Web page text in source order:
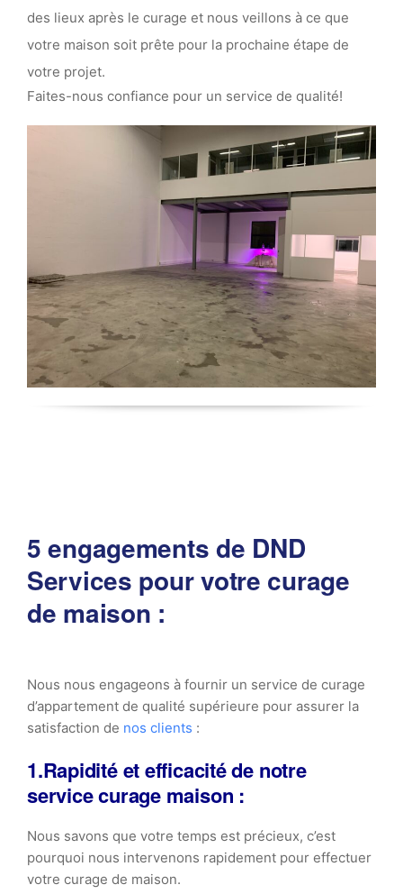
des lieux après le curage et nous veillons à ce que
votre maison soit prête pour la prochaine étape de
votre projet.
Faites-nous confiance pour un service de qualité!
5 engagements de DND
Services pour votre curage
de maison :
Nous nous engageons à fournir un service de curage
d’appartement de qualité supérieure pour assurer la
satisfaction de nos clients :
1.Rapidité et efficacité de notre
service curage maison :
Nous savons que votre temps est précieux, c’est
pourquoi nous intervenons rapidement pour effectuer
votre curage de maison.